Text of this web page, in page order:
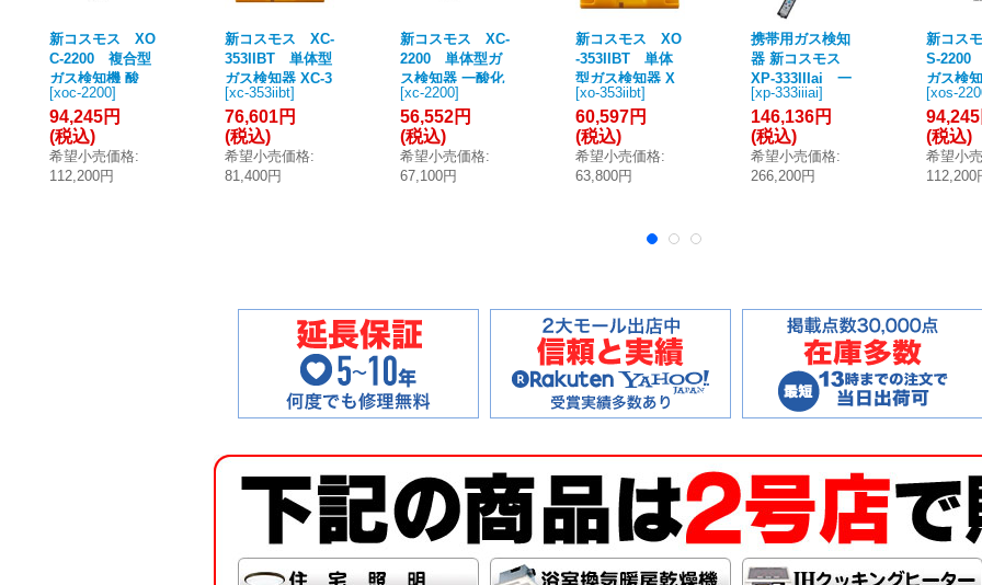
新コスモス XO
C-2200 複合型
ガス検知機 酸
素・一酸化炭素
計 [◎【本州四国
送料無料】]
[xoc-2200]
94,245円
(税込)
希望小売価格:
112,200円
新コスモス XC-
353IIBT 単体型
ガス検知器 XC-3
53IIシリーズ 一
酸化炭素計 Blue
tooth対応型 ※
受注生産品 [§◎
【本州四国送料
[xc-353iibt]
76,601円
(税込)
希望小売価格:
81,400円
新コスモス XC-
2200 単体型ガ
ス検知器 一酸化
炭素計 [◎【本州
四国送料無料】]
[xc-2200]
56,552円
(税込)
希望小売価格:
67,100円
新コスモス XO
-353IIBT 単体
型ガス検知器 X
O-353IIシリーズ
酸素計 Bluetoot
h対応型 ※受注
生産品 [§◎【本
州四国送料無
[xo-353iibt]
60,597円
(税込)
希望小売価格:
63,800円
携帯用ガス検知
器 新コスモス
XP-333IIIai 一
酸化炭素測定器
（COメータ）
[◎【本州四国送
料無料】]
[xp-333iiiai]
146,136円
(税込)
希望小売価格:
266,200円
新コス
S-2200
ガス検
素・硫
[◎【本
料無料
[xos-
(税込)
希望小
112,200